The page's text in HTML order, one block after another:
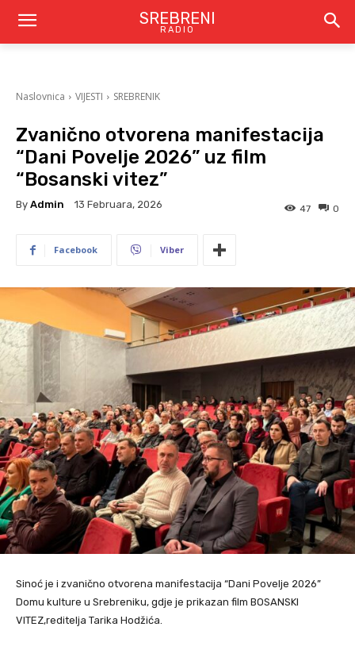
SREBRENI
RADIO
Naslovnica VIJESTI SREBRENIK
Zvanično otvorena manifestacija
“Dani Povelje 2026” uz film
“Bosanski vitez”
By Admin 13 Februara, 2026 0
47
Facebook Viber
Sinoć je i zvanično otvorena manifestacija “Dani Povelje 2026”
Domu kulture u Srebreniku, gdje je prikazan film BOSANSKI
VITEZ,reditelja Tarika Hodžića.